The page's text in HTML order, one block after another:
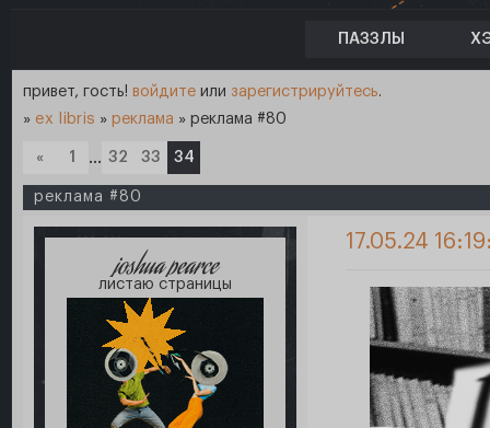
ПАЗЗЛЫ
привет, гость! войдите или зарегистрируйтесь.
» ex libris » реклама » реклама #80
« 1 … 32 33 34
реклама #80
joshua pearce
листаю страницы
17.05.24